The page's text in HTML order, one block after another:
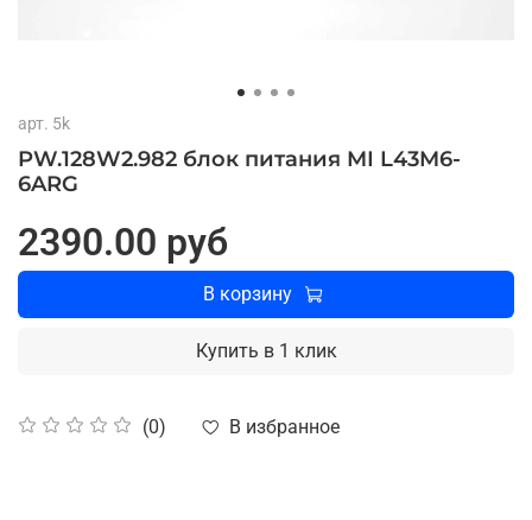
арт. 5k
PW.128W2.982 блок питания MI L43M6-
6ARG
(0) В избранное
2390.00 руб
В корзину
Купить в 1 клик